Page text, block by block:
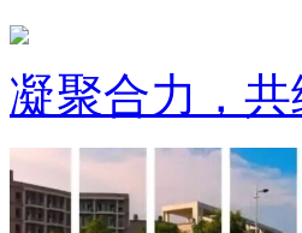
凝聚合力，共